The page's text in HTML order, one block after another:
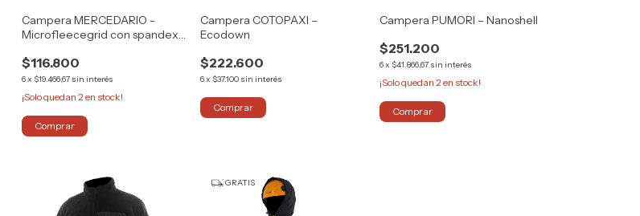
Campera MERCEDARIO -
Microfleecegrid con spandex y
$116.800
6x $19.466,67 sin interés
¡Solo quedan 2 en stock!
Comprar
Campera COTOPAXI –
Ecodown
$222.600
6x $37.100 sin interés
Comprar
Campera PUMORI – Nanoshell
$251.200
6x $41.866,67 sin interés
¡Solo quedan 2 en stock!
Comprar
GRATIS